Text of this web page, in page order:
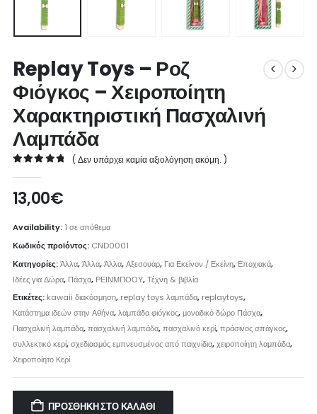
Replay Toys – Ροζ
Φιόγκος – Χειροποίητη
Χαρακτηριστική Πασχαλινή
Λαμπάδα
( Δεν υπάρχει καμία αξιολόγηση ακόμη. )
13,00€
Availability: 1 σε απόθεμα
Κωδικός προϊόντος: CND0001
Κατηγορίες:Άλλα,Άλλα,Άλλα,Αξεσουάρ, Για Εκείνον / Εκείνη, Εποχιακά,
Ιδέες για Δώρα, Πάσχα, ΡΕΙΝΜΠΟΟΥ,Τέχνη & βιβλία
Ετικέτες: kawaii διακόσμηση, replay toys λαμπάδα, replaytoys,
Κατάστημα ιδεών στην Αθήνα,λαμπάδα φιόγκος,μοναδικό δώρο Πάσχα,
Πασχαλινή λαμπάδα,πασχαλινή λαμπάδα,πασχαλινό κερί,πράσινος σπάγκος,
συλλεκτικό κερί,σχεδιασμός εμπνευσμένος από παιχνίδια,χειροποίητη λαμπάδα,
Χειροποίητο Κερί
ΠΡΟΣΘΉΚΗ ΣΤΟ ΚΑΛΆΘΙ